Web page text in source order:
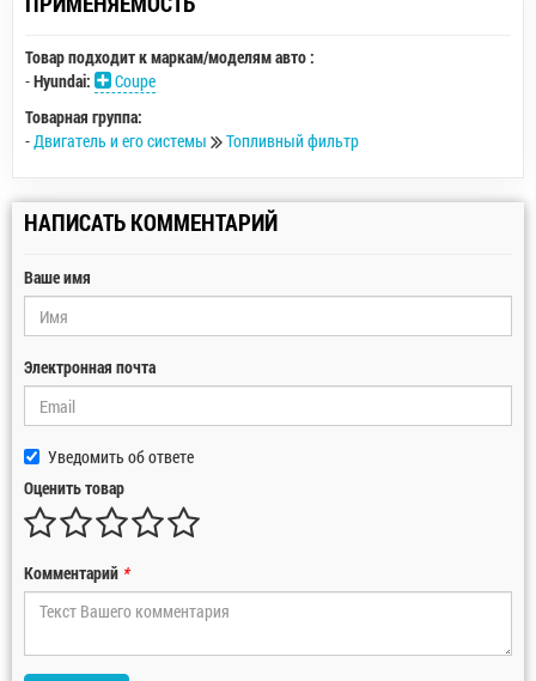
Товар подходит к маркам/моделям авто :
-Hyundai:
Coupe
Товарная группа:
-Двигатель и его системы Топливный фильтр
НАПИСАТЬ КОММЕНТАРИЙ
Ваше имя
Электронная почта
Уведомить об ответе
Оценить товар
Комментарий *